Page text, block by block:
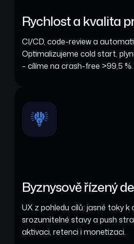
Rychlost a kvalita
CI/CD, code-review a
Optimalizujeme cold start,
– cílíme na crash-free >99,5 %.
Byznysově řízený
UX z pohledu cílů: jasné toky k
srozumitelné stavy a push
aktivaci, retenci i monetizaci.